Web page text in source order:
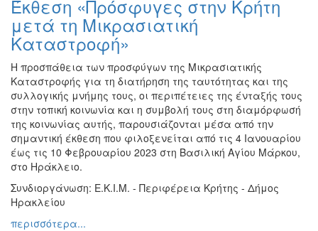
Ζωγραφική
Φωτογραφία
Τραγούδι
Μουσική
Κινηματογράφος
Χορός
Θέατρο
Παζάρι
Ειδών
Συνέδρια
Ημερίδες
Έκθεση «Πρόσφυγες στην Κρήτη
μετά τη Μικρασιατική
Καταστροφή»
Η προσπάθεια των προσφύγων της Μικρασιατικής
Καταστροφής για τη διατήρηση της ταυτότητας και της
συλλογικής μνήμης τους, οι περιπέτειες της ένταξής τους
στην τοπική κοινωνία και η συμβολή τους στη διαμόρφωσή
της κοινωνίας αυτής, παρουσιάζονται μέσα από την
σημαντική έκθεση που φιλοξενείται από τις 4 Ιανουαρίου
έως τις 10 Φεβρουαρίου 2023 στη Βασιλική Αγίου Μάρκου,
στο Ηράκλειο.
Συνδιοργάνωση: Ε.Κ.Ι.Μ. - Περιφέρεια Κρήτης - Δήμος
Ηρακλείου
περισσότερα...